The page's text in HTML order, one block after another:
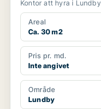
Kontor att hyra i Lundby
Areal
Ca. 30 m2
Pris pr. md.
Inte angivet
Område
Lundby